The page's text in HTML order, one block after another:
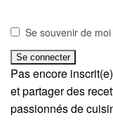
Se souvenir de moi
Pas encore
et partager des
passionnés de